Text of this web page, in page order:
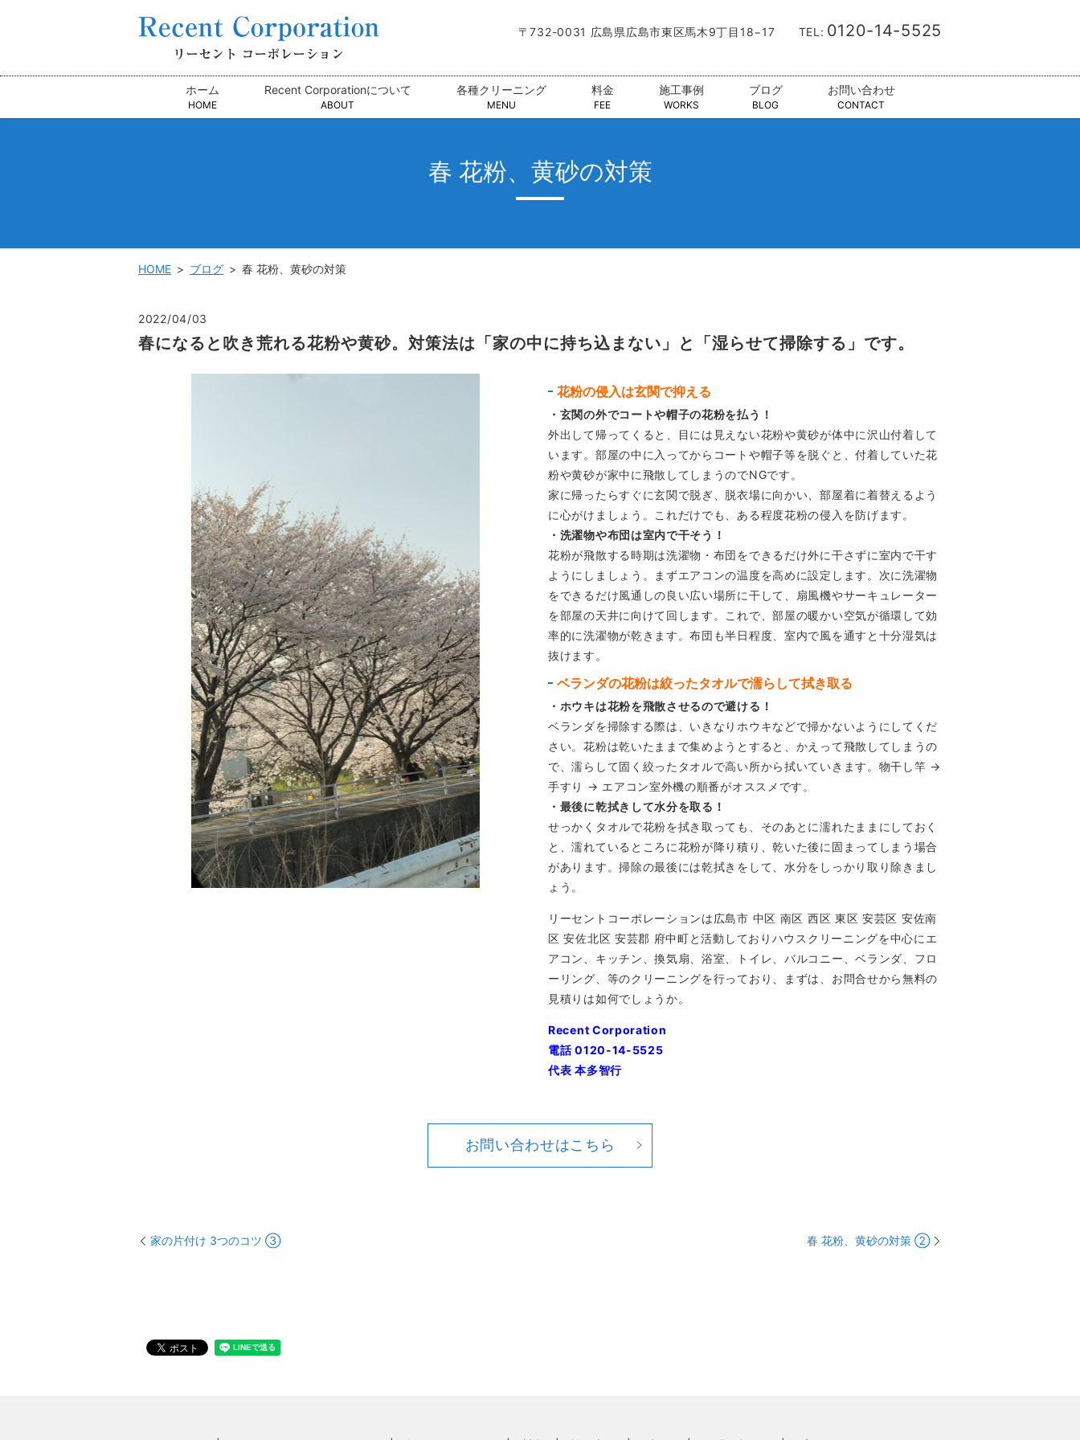
〒732-0031 広島県広島市東区馬木9丁目18−17 TEL: 0120-14-5525
ホーム
HOME
Recent Corporationについて
ABOUT
各種クリーニング
MENU
料金
FEE
施工事例
WORKS
ブログ
BLOG
お問い合わせ
CONTACT
春 花粉、黄砂の対策
HOME ブログ 春 花粉、黄砂の対策
2022/04/03
春になると吹き荒れる花粉や黄砂。対策法は「家の中に持ち込まない」と「湿らせて掃除する」です。
花粉の侵入は玄関で抑える
・玄関の外でコートや帽子の花粉を払う！
外出して帰ってくると、目には見えない花粉や黄砂が体中に沢山付着して
います。部屋の中に入ってからコートや帽子等を脱ぐと、付着していた花
粉や黄砂が家中に飛散してしまうのでNGです。
家に帰ったらすぐに玄関で脱ぎ、脱衣場に向かい、部屋着に着替えるよう
に心がけましょう。これだけでも、ある程度花粉の侵入を防げます。
・洗濯物や布団は室内で干そう！
花粉が飛散する時期は洗濯物・布団をできるだけ外に干さずに室内で干す
ようにしましょう。まずエアコンの温度を高めに設定します。次に洗濯物
をできるだけ風通しの良い広い場所に干して、扇風機やサーキュレーター
を部屋の天井に向けて回します。これで、部屋の暖かい空気が循環して効
率的に洗濯物が乾きます。布団も半日程度、室内で風を通すと十分湿気は
抜けます。
ベランダの花粉は絞ったタオルで濡らして拭き取る
・ホウキは花粉を飛散させるので避ける！
ベランダを掃除する際は、いきなりホウキなどで掃かないようにしてくだ
さい。花粉は乾いたままで集めようとすると、かえって飛散してしまうの
で、濡らして固く絞ったタオルで高い所から拭いていきます。物干し竿 →
手すり → エアコン室外機の順番がオススメです。
・最後に乾拭きして水分を取る！
せっかくタオルで花粉を拭き取っても、そのあとに濡れたままにしておく
と、濡れているところに花粉が降り積り、乾いた後に固まってしまう場合
があります。掃除の最後には乾拭きをして、水分をしっかり取り除きまし
ょう。
リーセントコーポレーションは広島市 中区 南区 西区 東区 安芸区 安佐南
区 安佐北区 安芸郡 府中町と活動しておりハウスクリーニングを中心にエ
アコン、キッチン、換気扇、浴室、トイレ、バルコニー、ベランダ、フロ
ーリング、等のクリーニングを行っており、まずは、お問合せから無料の
見積りは如何でしょうか。
Recent Corporation
電話 0120-14-5525
代表 本多智行
お問い合わせはこちら
家の片付け 3つのコツ ③ 春 花粉、黄砂の対策 ②